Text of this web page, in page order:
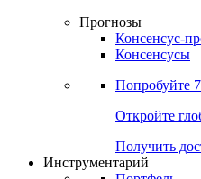
Прогнозы
Консенсус-
Консенсусы
Попробуйте
Откройте
Получить
Инструментарий